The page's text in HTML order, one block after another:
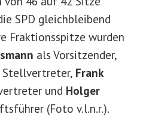
SPD gleichbleibend
Fraktionsspitze wurden
als Vorsitzender,
Stellvertreter, Frank
und Holger
(Foto v.l.n.r.).